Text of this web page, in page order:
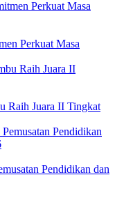
Perkuat Masa
Raih Juara II Tingkat
Pendidikan dan